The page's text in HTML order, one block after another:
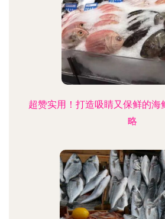
超赞实用！打造吸睛又保鲜的海
略